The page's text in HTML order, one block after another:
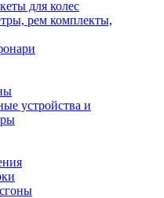
для колес
рем комплекты,
устройства и